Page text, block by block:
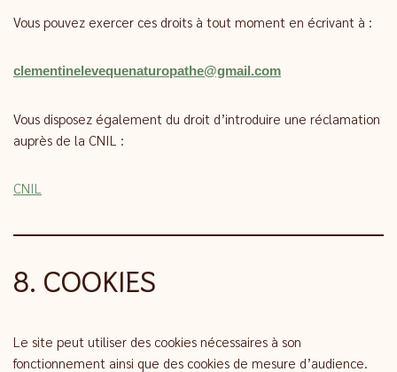
Vous pouvez exercer ces droits à tout moment en écrivant à :
clementinelevequenaturopathe@gmail.com
Vous disposez également du droit d’introduire une réclamation
auprès de la CNIL :
CNIL
8. COOKIES
Le site peut utiliser des cookies nécessaires à son
fonctionnement ainsi que des cookies de mesure d’audience.